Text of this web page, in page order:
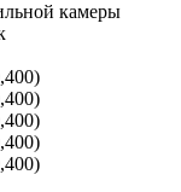
камеры